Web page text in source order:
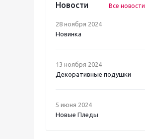
Новости Все новости
28 ноября 2024
Новинка
13 ноября 2024
Декоративные подушки
5 июня 2024
Новые Пледы